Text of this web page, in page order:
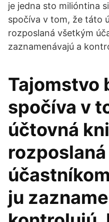
je jedna sto milióntina
spočíva v tom, že táto
rozposlaná všetkým
zaznamenávajú a
Tajomstvo
spočíva v
účtovná
ju